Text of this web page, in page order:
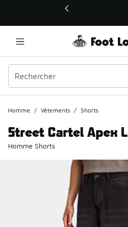
Ce lien ouvrira une nouvelle fenêtre
Homme / Vêtements / Shorts
Street Cartel Apex
Homme Shorts